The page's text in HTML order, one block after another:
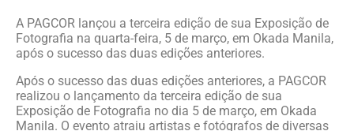
A PAGCOR lançou a terceira edição de sua Exposição de
Fotografia na quarta-feira, 5 de março, em Okada Manila,
após o sucesso das duas edições anteriores.
Após o sucesso das duas edições anteriores, a PAGCOR
realizou o lançamento da terceira edição de sua
Exposição de Fotografia no dia 5 de março, em Okada
Manila. O evento atraiu artistas e fotógrafos de diversas